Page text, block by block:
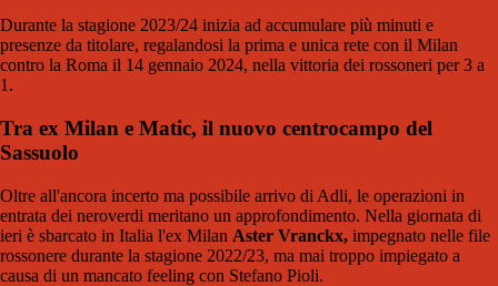
Durante la stagione 2023/24 inizia ad accumulare più minuti e
presenze da titolare, regalandosi la prima e unica rete con il Milan
contro la Roma il 14 gennaio 2024, nella vittoria dei rossoneri per 3 a
1.
Tra ex Milan e Matic, il nuovo centrocampo del
Sassuolo
Oltre all'ancora incerto ma possibile arrivo di Adli, le operazioni in
entrata dei neroverdi meritano un approfondimento. Nella giornata di
ieri è sbarcato in Italia l'ex Milan Aster Vranckx, impegnato nelle file
rossonere durante la stagione 2022/23, ma mai troppo impiegato a
causa di un mancato feeling con Stefano Pioli.